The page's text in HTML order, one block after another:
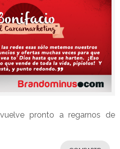
vuelve pronto a regarnos de